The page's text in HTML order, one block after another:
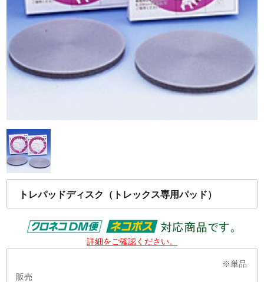
トレパッドディスク（トレックス専用パッド）
詳細をご確認ください。
※単品
販売